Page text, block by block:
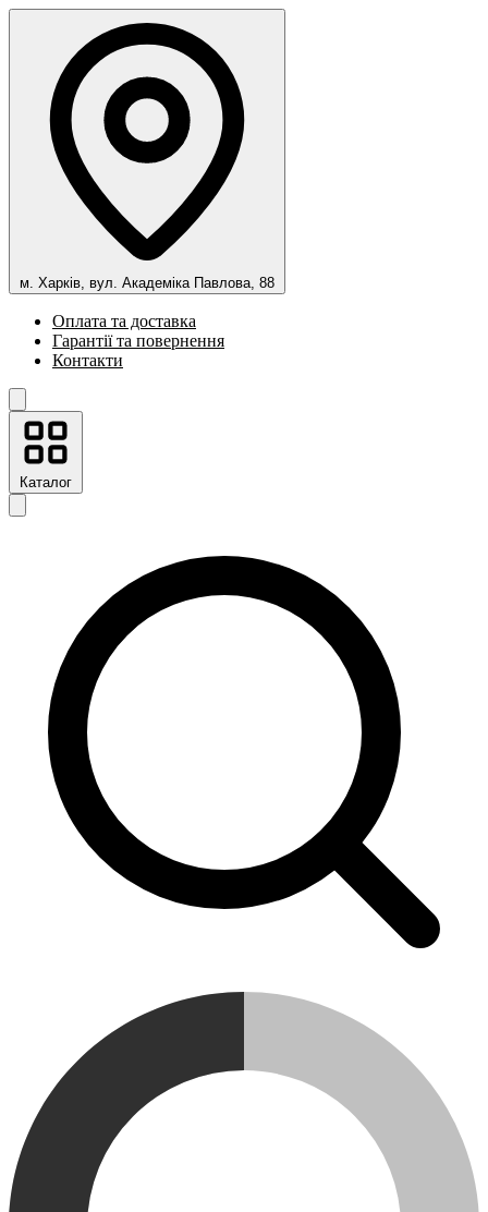
м. Харків, вул. Академіка Павлова, 88
Оплата та доставка
Гарантії та повернення
Контакти
Каталог